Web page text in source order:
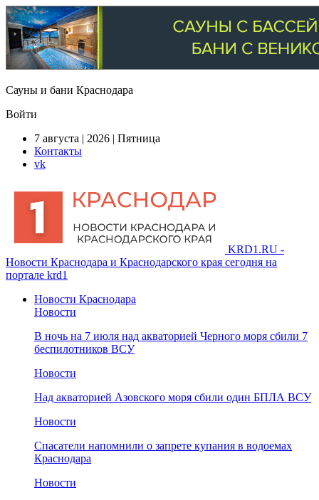
Сауны и бани Краснодара
Войти
7 августа | 2026 | Пятница
Контакты
vk
KRD1.RU -
Новости Краснодара и Краснодарского края сегодня на
портале krd1
Новости Краснодара
Новости
В ночь на 7 июля над акваторией Черного моря сбили 7
беспилотников ВСУ
Новости
Над акваторией Азовского моря сбили один БПЛА ВСУ
Новости
Спасатели напомнили о запрете купания в водоемах
Краснодара
Новости